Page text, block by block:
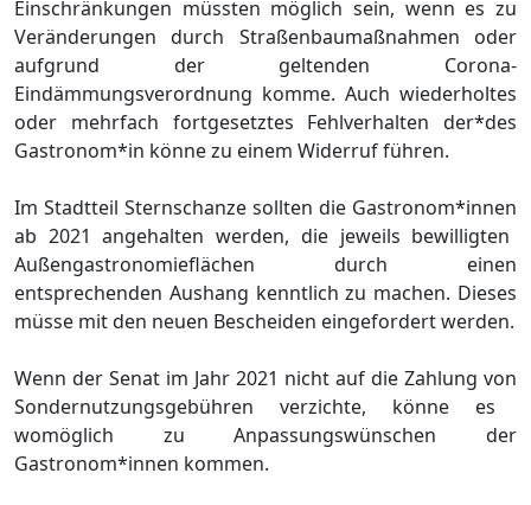
Einschränkungen müssten möglich sein, wenn es zu
Veränderungen durch Straßenbaumaßnahmen oder
aufgrund der geltenden Corona-
Eindämmungsverordnung komme. Auch wiederholtes
oder mehrfach fortgesetztes Fehlverhalten der*des
Gastronom*in könne zu einem Widerruf führen.
Im Stadtteil Sternschanze sollten die Gastronom*innen
ab 2021 angehalten werden, die jeweils bewilligten
Außengastronomieflächen durch einen
entsprechenden Aushang kenntlich zu machen. Dieses
müsse mit den neuen Bescheiden eingefordert werden.
Wenn der Senat im Jahr 2021 nicht auf die Zahlung von
Sondernutzungsgebühren verzichte, könne es
womöglich zu Anpassungswünschender
Gastronom*innen kommen.